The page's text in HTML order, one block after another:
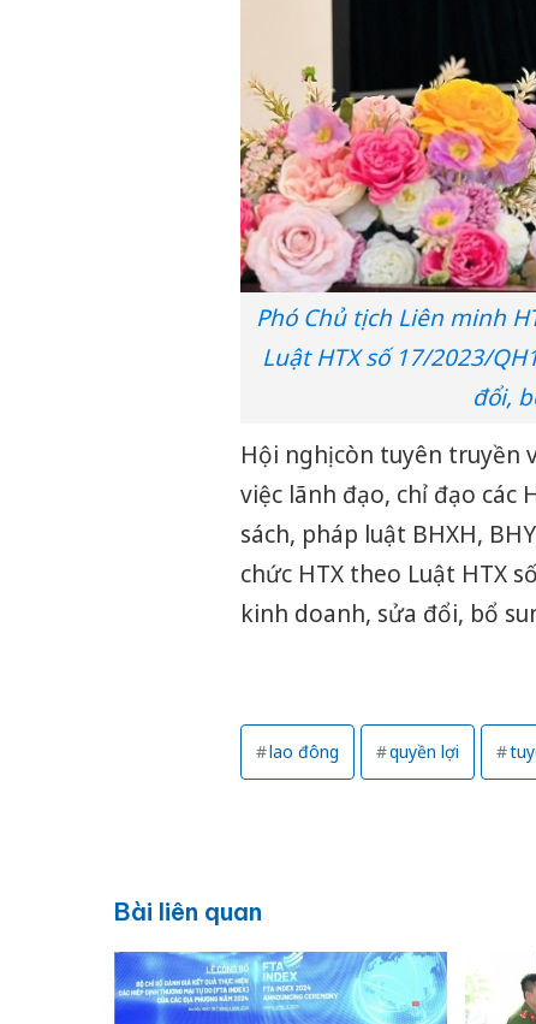
Phó Chủ tịch Liên minh
Luật HTX số 17/2023/
đổi,
Hội nghị còn tuyên truyền
việc lãnh đạo, chỉ đạo các
sách, pháp luật BHXH,
chức HTX theo Luật HTX
kinh doanh, sửa đổi, bổ
lao đông quyền lợi
Bài liên quan